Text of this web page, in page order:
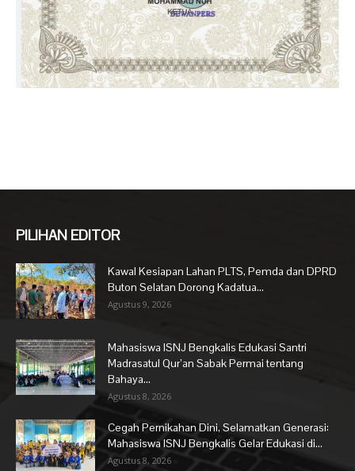
PILIHAN EDITOR
Kawal Kesiapan Lahan PLTS, Pemda dan DPRD
Buton Selatan Dorong Kadatua...
Agustus 9, 2026
Mahasiswa ISNJ Bengkalis Edukasi Santri
Madrasatul Qur’an Sabak Permai tentang
Bahaya...
Agustus 8, 2026
Cegah Pernikahan Dini, Selamatkan Generasi:
Mahasiswa ISNJ Bengkalis Gelar Edukasi di...
Agustus 8, 2026